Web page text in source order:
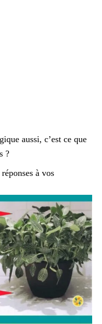
aussi, c’est ce que
?
à vos